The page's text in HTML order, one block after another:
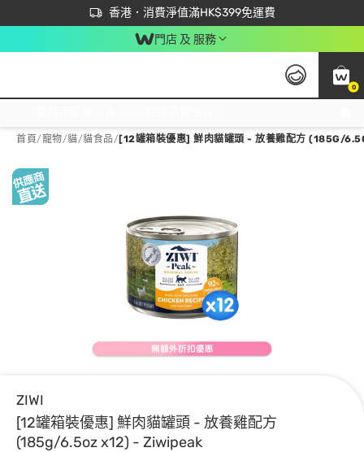
香港．消費淨值滿HK$399免運費
立即成為易賞錢會員盡享獨家優惠
首次APP下單買滿$450 輸入 NEWAPP 即減$50
門店 及 服務
0
首頁/寵物/貓/貓食品/ [12罐箱裝優惠] 鮮肉貓罐頭 - 放養雞配方 (185G/
ZIWI
[12罐箱裝優惠] 鮮肉貓罐頭 - 放養雞配方
(185g/6.5oz x12) - Ziwipeak